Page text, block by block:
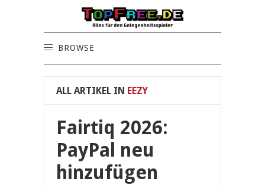
BROWSE
ALL ARTIKEL IN EEZY
Fairtiq 2026:
PayPal neu
hinzufügen